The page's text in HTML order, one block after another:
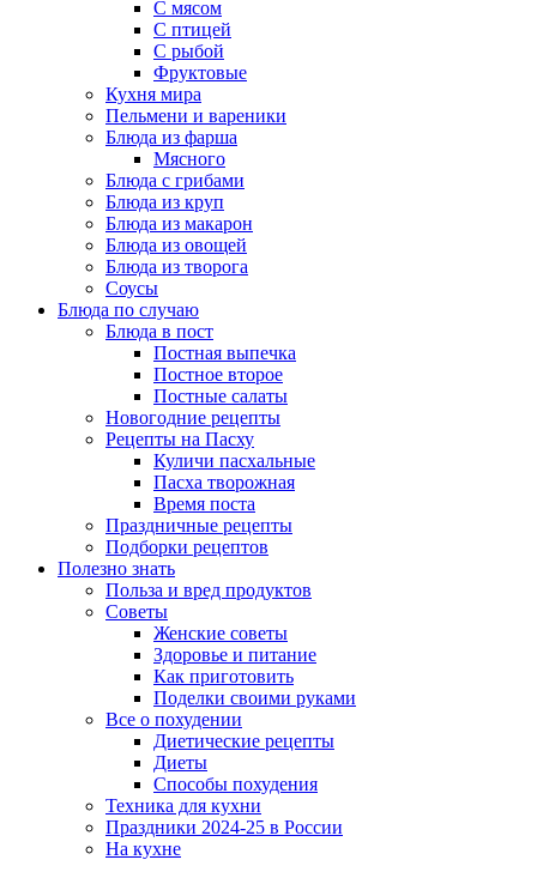
С мясом
С птицей
С рыбой
Фруктовые
Кухня мира
Пельмени и вареники
Блюда из фарша
Мясного
Блюда с грибами
Блюда из круп
Блюда из макарон
Блюда из овощей
Блюда из творога
Соусы
Блюда по случаю
Блюда в пост
Постная выпечка
Постное второе
Постные салаты
Новогодние рецепты
Рецепты на Пасху
Куличи пасхальные
Пасха творожная
Время поста
Праздничные рецепты
Подборки рецептов
Полезно знать
Польза и вред продуктов
Советы
Женские советы
Здоровье и питание
Как приготовить
Поделки своими руками
Все о похудении
Диетические рецепты
Диеты
Способы похудения
Техника для кухни
Праздники 2024-25 в России
На кухне